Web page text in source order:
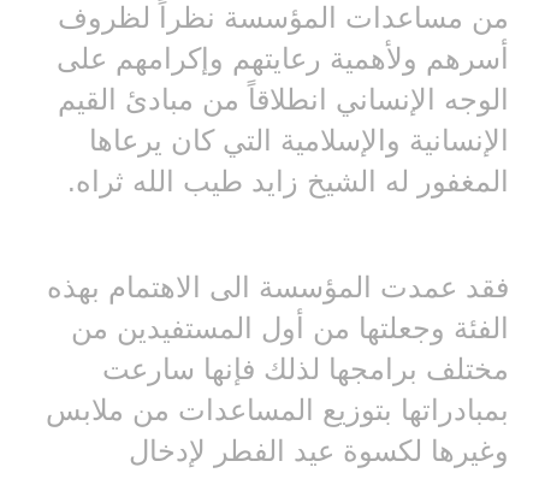
من مساعدات المؤسسة نظراً لظروف
أسرهم ولأهمية رعايتهم وإكرامهم على
الوجه الإنساني انطلاقاً من مبادئ القيم
الإنسانية والإسلامية التي كان يرعاها
المغفور له الشيخ زايد طيب الله ثراه.
فقد عمدت المؤسسة الى الاهتمام بهذه
الفئة وجعلتها من أول المستفيدين من
مختلف برامجها لذلك فإنها سارعت
بمبادراتها بتوزيع المساعدات من ملابس
وغيرها لكسوة عيد الفطر لإدخال